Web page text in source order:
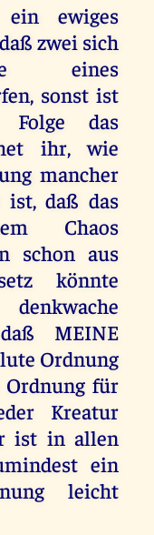
ewiges
zwei sich
eines
sonst ist
Folge das
ihr, wie
mancher
ist, daß das
Chaos
schon aus
könnte
MEINE
Ordnung
für
Kreatur
ist in allen
ein
leicht